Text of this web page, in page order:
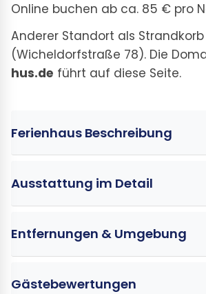
Online buchen ab ca. 85 € pro
Anderer Standort als
(Wicheldorfstraße 78). Die
hus.de führt auf diese Seite.
Ferienhaus Beschreibung
Ausstattung im Detail
Entfernungen & Umgebung
Gästebewertungen